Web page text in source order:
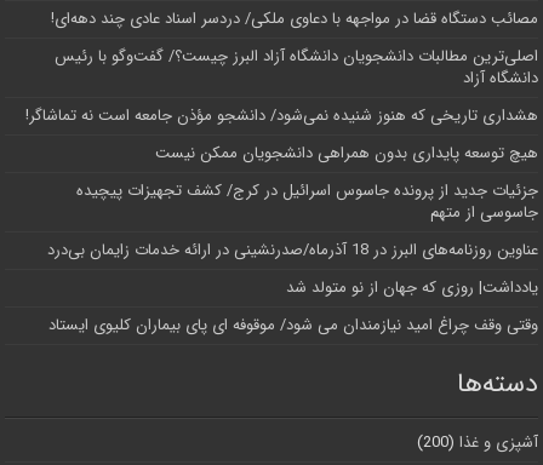
مصائب دستگاه قضا در مواجهه با دعاوی ملکی/ دردسر اسناد عادی چند‌ دهه‌ای!
اصلی‌ترین مطالبات دانشجویان دانشگاه آزاد البرز چیست؟/ گفت‌وگو با رئیس
دانشگاه آز‌اد
هشداری تاریخی که هنوز شنیده نمی‌شود/ دانشجو مؤذن جامعه است نه تماشاگر!
هیچ توسعه پایداری بدون همراهی دانشجویان ممکن نیست
جزئیات جدید از پرونده جاسوس اسرائیل در کرج/‌ کشف تجهیزات پیچیده
جاسوسی از متهم
عناوین روزنامه‌های البرز در ‌18 آذرماه/صدرنشینی در ارائه خدمات زایمان بی‌درد
یادداشت| روزی که جهان از نو متولد شد
وقتی وقف چراغ امید نیازمندان می شود/ موقوفه ای پای بیماران کلیوی ایستاد
دسته‌ها
آشپزی و غذا (200)